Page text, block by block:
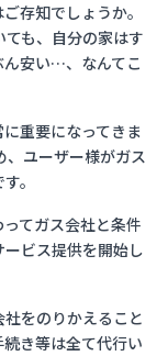
存知でしょうか。
も、自分の家はす
ん安い…、なんてこ
重要になってきま
ユーザー様がガス
。
てガス会社と条件
ビス提供を開始し
をのりかえること
き等は全て代行い